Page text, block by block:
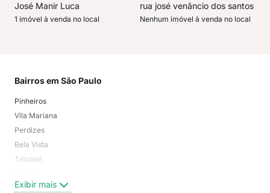
José Manir Luca
1 imóvel à venda no local
rua josé venâncio dos santos
Nenhum imóvel à venda no local
Bairros em São Paulo
Pinheiros
Vila Mariana
Perdizes
Bela Vista
Tatuapé
Centro
Exibir mais